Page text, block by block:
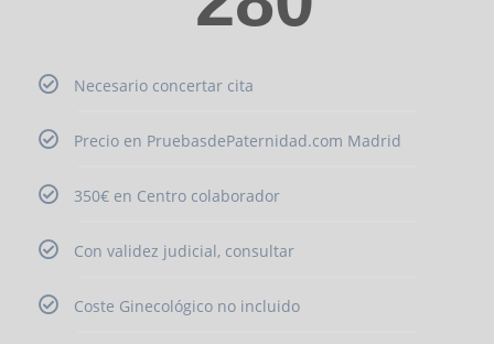
Necesario concertar cita
Precio en PruebasdePaternidad.com Madrid
350€ en Centro colaborador
Con validez judicial, consultar
Coste Ginecológico no incluido